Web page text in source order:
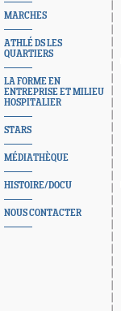
MARCHES
ATHLÉ DS LES
QUARTIERS
LA FORME EN
ENTREPRISE ET MILIEU
HOSPITALIER
STARS
MÉDIATHÈQUE
HISTOIRE/DOCU
NOUS CONTACTER